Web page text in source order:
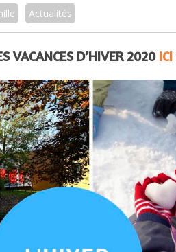
Actualités
VACANCES D’HIVER 2020ICI